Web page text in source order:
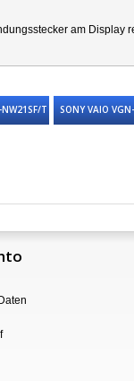
am Display
T SONY VAIO